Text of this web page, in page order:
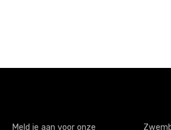
o
Meld je aan voor onze